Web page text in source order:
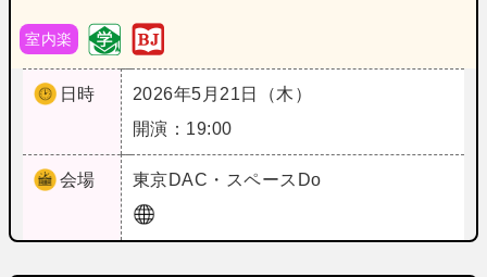
室内楽
日時
2026年5月21日（木）
開演：19:00
会場 東京DAC・スペースDo